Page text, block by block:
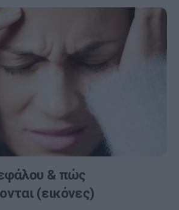
& πώς
(εικόνες)